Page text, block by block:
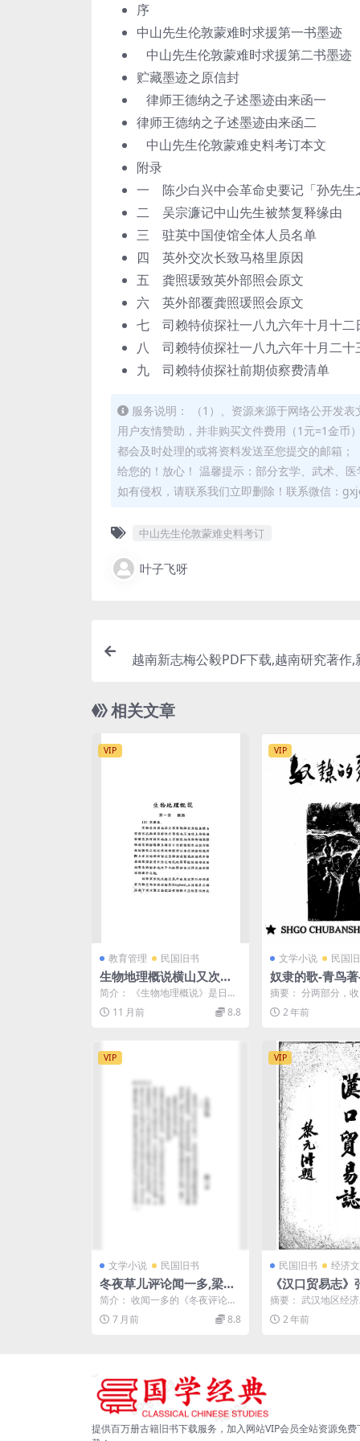
序
中山先生伦敦蒙难时求援第一书墨迹
中山先生伦敦蒙难时求援第二书墨迹
贮藏墨迹之原信封
律师王德纳之子述墨迹由来函一
律师王德纳之子述墨迹由来函二
中山先生伦敦蒙难史料考订本文
附录
一 陈少白兴中会革命史要记「孙先生
二 吴宗濂记中山先生被禁复释缘由
三 驻英中国使馆全体人员名单
四 英外交次长致马格里原因
五 龚照瑗致英外部照会原文
六 英外部覆龚照瑗照会原文
七 司赖特侦探社一八九六年十月十二
八 司赖特侦探社一八九六年十月二十
九 司赖特侦探社前期侦察费清单
服务说明： （1）、资源来源于网络公开发
用户友情赞助，并非购买文件费用（1元=1金币
都会及时处理的或将资料发送至您提交的邮箱
给您的！放心！ 温馨提示：部分玄学、武术、
如有侵权，请联系我们立即删除！联系微信：
中山先生伦敦蒙难史料考订
叶子飞呀
越南新志梅公毅PDF下载,越南研究著作,
相关文章
VIP
教育管理 民国旧书
生物地理概说横山又次郎P
DF下载,生物地理学研究著
作
简介： 《生物地理概说》是日本
学者横山又次郎的经典著作中译
本，由张资平、黄嘉今翻...
11 月前 8.8
VIP
文学小说 民国
奴隶的歌-青鸟
社
摘要： 分两部分，
《别离》、《雨声
名英雄》、《都市的
2 年前
VIP
文学小说 民国旧书
冬夜草儿评论闻一多,梁实
秋PDF下载,民国新体诗集
评论集
简介： 收闻一多的《冬夜评论》
和梁实秋的《草儿评论》两篇论
文，分别评论俞平伯的《...
7 月前 8.8
VIP
民国旧书 经济
《汉口贸易志
戊午学会-民国
918.10]-pdf古
摘要： 武汉地区经
主要叙述汉口地区
物输出输入概况，分
2 年前
提供百万册古籍旧书下载服务，加入网站VIP会员全站资源免费